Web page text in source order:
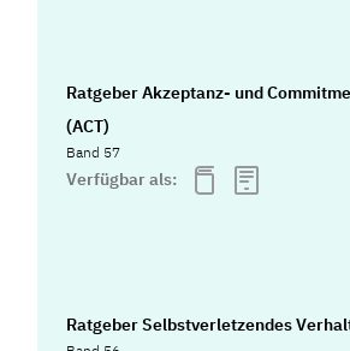
Ratgeber Akzeptanz- und
(ACT)
Band 57
Verfügbar als:
Ratgeber Selbstverletzendes